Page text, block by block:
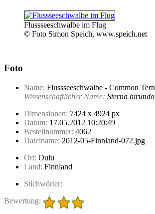
Flussseeschwalbe im Flug
© Foto Simon Speich, www.speich.net
Foto
Name: Flussseeschwalbe - Common Tern
Wissenschaftlicher Name: Sterna hirundo
Dimensionen: 7424 x 4924 px
Datum: 17.05.2012 10:20:49
Bestellnummer: 4062
Dateiname: 2012-05-Finnland-072.jpg
Ort: Oulu
Land: Finnland
Stichwörter:
Bewertung: